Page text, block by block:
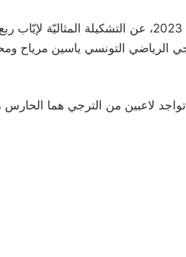
أعلن الاتّحاد الإفريقي لكرة القدم اليوم الاثنين غرّة ماي 2023، عن التشكيلة
الرياضي التونسي ياسين مرياح
تواجد لاعبين من الترجي هما